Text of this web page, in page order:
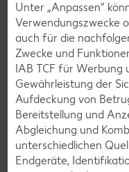
Blaubeer-Rezepte
Bananen-Rezepte
Unter „Anpassen“
Verwendungszwecke
auch für die
Zwecke und
IAB TCF für Werbung
Gewährleistung der
Aufdeckung von
Bereitstellung und
Abgleichung und
unterschiedlichen
Endgeräte,